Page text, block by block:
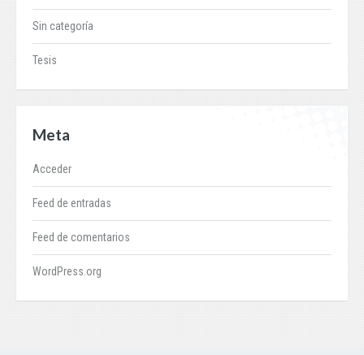
Sin categoría
Tesis
Meta
Acceder
Feed de entradas
Feed de comentarios
WordPress.org